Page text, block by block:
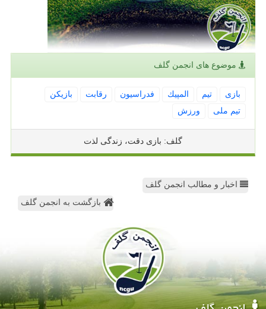
موضوع های انجمن گلف
بازی تیم المپیك فدراسیون رقابت
بازیكن
تیم ملی
ورزش
گلف: بازی دقت، زندگی لذت
اخبار و مطالب انجمن گلف
بازگشت به انجمن گلف